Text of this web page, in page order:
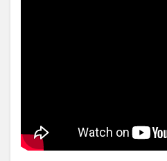
Powered by livedoor 相互RSS